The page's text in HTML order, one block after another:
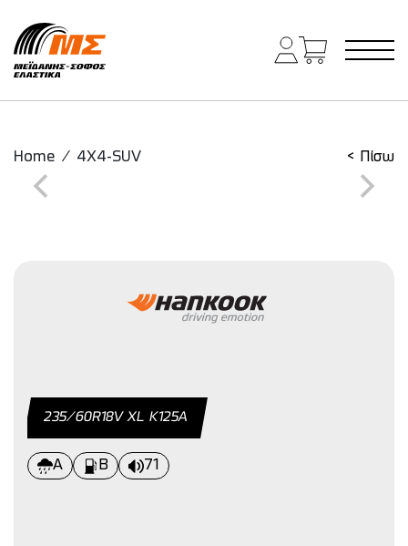
Main Navigation
Home / 4X4-SUV < Πίσω
235/60R18V XL Κ125Α
A B 71